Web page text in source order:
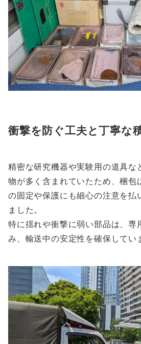
衝撃を防ぐ工夫と丁寧な
精密な研究機器や実験用の道具な
物が多く含まれていたため、梱包
の固定や保護にも細心の注意を払
ました。
特に揺れや衝撃に弱い部品は、専
み、輸送中の安定性を確保してい